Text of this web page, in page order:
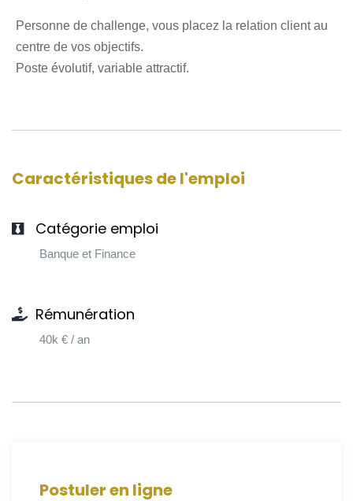
Personne de challenge, vous placez la relation client au
centre de vos objectifs.
Poste évolutif, variable attractif.
Caractéristiques de l'emploi
Catégorie emploi
Banque et Finance
Rémunération
40k € / an
Postuler en ligne